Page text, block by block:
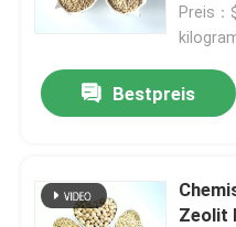
Preis：
Bestpreis
Zeolit